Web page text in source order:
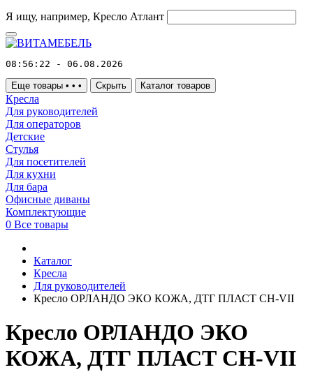
Я ищу, например, Кресло Атлант
08:56:22 - 06.08.2026
Еще товары • • • Скрыть Каталог товаров
Кресла
Для руководителей
Для операторов
Детские
Стулья
Для посетителей
Для кухни
Для бара
Офисные диваны
Комплектующие
0 Все товары
Каталог
Кресла
Для руководителей
Кресло ОРЛАНДО ЭКО КОЖА, ДТГ ПЛАСТ СН-VII
Кресло ОРЛАНДО ЭКО
КОЖА, ДТГ ПЛАСТ СН-VII